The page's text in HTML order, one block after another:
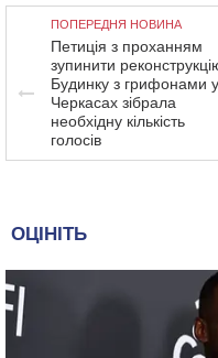
ПОПЕРЕДНЯ НОВИНА
Петиція з проханням
зупинити
Будинку з грифонами у
Черкасах зібрала
необхідну кількість
голосів